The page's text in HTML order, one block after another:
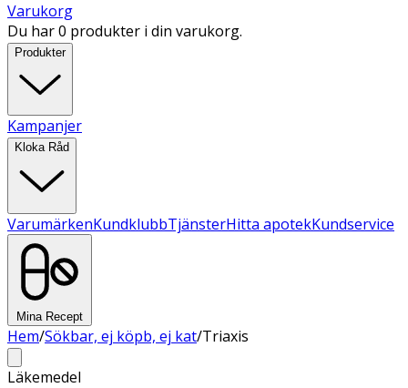
Varukorg
Du har 0 produkter i din varukorg.
Produkter
Kampanjer
Kloka Råd
VarumärkenKundklubbTjänsterHitta apotekKundservice
Mina Recept
Hem/Sökbar, ej köpb, ej kat/Triaxis
Läkemedel